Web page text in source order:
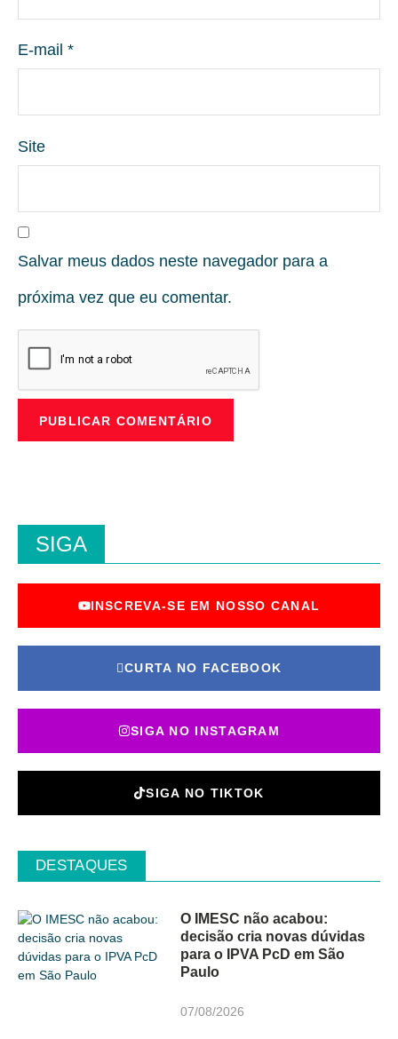
E-mail *
Site
Salvar meus dados neste navegador para a
próxima vez que eu comentar.
SIGA
INSCREVA-SE EM NOSSO CANAL
CURTA NO FACEBOOK
SIGA NO INSTAGRAM
SIGA NO TIKTOK
DESTAQUES
O IMESC não acabou:
decisão cria novas dúvidas
para o IPVA PcD em São
Paulo
07/08/2026